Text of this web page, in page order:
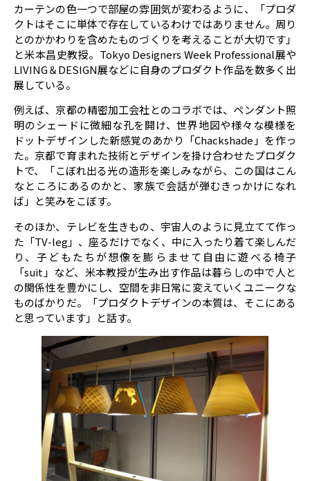
カーテンの色一つで部屋の雰囲気が変わるように、「プロダ
クトはそこに単体で存在しているわけではありません。周り
とのかかわりを含めたものづくりを考えることが大切です」
と米本昌史教授。Tokyo Designers Week Professional展や
LIVING＆DESIGN展などに自身のプロダクト作品を数多く出
展している。
例えば、京都の精密加工会社とのコラボでは、ペンダント照
明のシェードに微細な孔を開け、世界地図や様々な模様を
ドットデザインした新感覚のあかり「Chackshade」を作っ
た。京都で育まれた技術とデザインを掛け合わせたプロダク
トで、「こぼれ出る光の造形を楽しみながら、この国はこん
なところにあるのかと、家族で会話が弾むきっかけになれ
ば」と笑みをこぼす。
そのほか、テレビを生きもの、宇宙人のように見立てて作っ
た「TV-leg」、座るだけでなく、中に入ったり着て楽しんだ
り、子どもたちが想像を膨らませて自由に遊べる椅子
「suit」など、米本教授が生み出す作品は暮らしの中で人と
の関係性を豊かにし、空間を非日常に変えていくユニークな
ものばかりだ。「プロダクトデザインの本質は、そこにある
と思っています」と話す。